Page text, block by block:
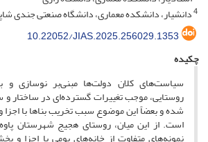
4دانشیار، دانشکده معماری، دانشگاه صنعتی جندی
10.22052/JIAS.2025.256029.1353
چکیده
سیاست‌های کلان دولت‌ها مبنی‌بر نوسازی و
روستایی، موجب تغییرات گسترده‌ای در ساختار
شده و بعضاً این موضوع سبب تخریب بناها با
است. از این میان، روستای هجیج شهرستان پاوه
نمونه‌های متفاوت از خانه‌های بومی با اجزا